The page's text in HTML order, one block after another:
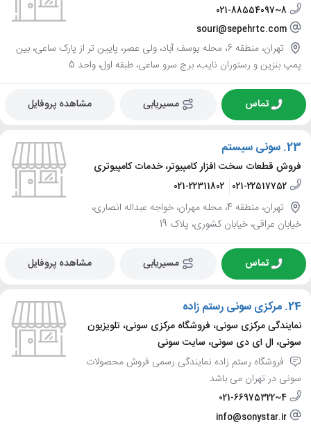
021-88554097~8
souri@sepehrtc.com
تهران، منطقه 6، محله یوسف آباد، ولی عصر، پایین تر از پارک ساعی، بین
پمپ بنزین و رستوران نایب، برج سرو ساعی، طبقه اول، واحد 5
تماس مسیریابی مشاهده پروفایل
23. سونی سیستم
فروش قطعات سخت افزار کامپیوتر، خدمات کامپیوتری
021-22517752
021-22311802
تهران، منطقه 4، محله مهران، خواجه عبداله انصاری،
خیابان عراقی، خیابان کشوری، پلاک 19
تماس مسیریابی مشاهده پروفایل
24. مرکزی سونی رستم زاده
نمایندگی مرکزی سونی، فروشگاه مرکزی سونی، تلویزیون
سونی، ال ای دی سونی، سایت سونی
فروشگاه رستم زاده نمایندگی رسمی فروش محصولات
سونی در تهران می باشد
021-66975322~4
info@sonystar.ir